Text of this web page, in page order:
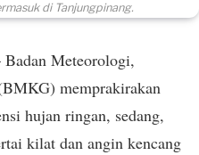
di Tanjungpinang.
Meteorologi,
memprakirakan
hujan ringan, sedang,
kilat dan angin kencang